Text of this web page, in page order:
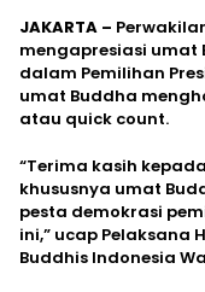
JAKARTA –
mengapresiasi umat
dalam Pemilihan
umat Buddha
atau quick count.
“Terima kasih
khususnya umat
pesta demokrasi
ini,” ucap Pelaksana
Buddhis Indonesia